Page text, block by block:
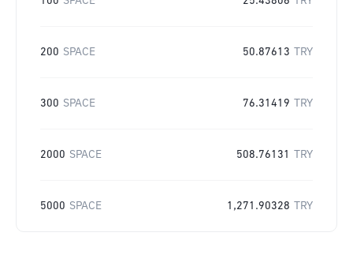
200 SPACE 50.87613 TRY
300 SPACE 76.31419 TRY
2000 SPACE 508.76131 TRY
5000 SPACE 1,271.90328 TRY